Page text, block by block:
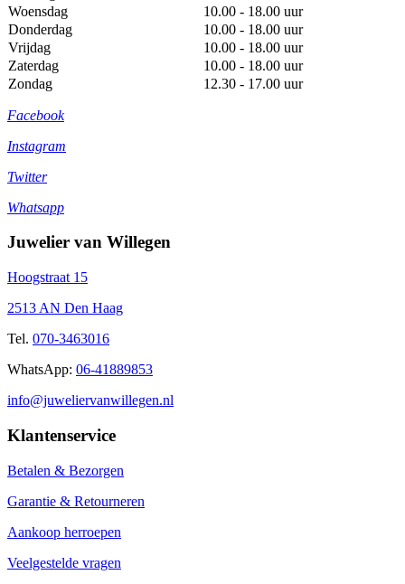
Woensdag
10.00 - 18.00 uur
Donderdag
10.00 - 18.00 uur
Vrijdag
10.00 - 18.00 uur
Zaterdag
10.00 - 18.00 uur
Zondag
12.30 - 17.00 uur
Facebook
Instagram
Twitter
Whatsapp
Juwelier van Willegen
Hoogstraat 15
2513 AN Den Haag
Tel. 070-3463016
WhatsApp: 06-41889853
info@juweliervanwillegen.nl
Klantenservice
Betalen & Bezorgen
Garantie & Retourneren
Aankoop herroepen
Veelgestelde vragen